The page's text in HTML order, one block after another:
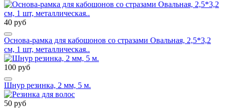
40 руб
Основа-рамка для кабошонов со стразами Овальная, 2,5*3,2
см, 1 шт, металлическая..
100 руб
Шнур резинка, 2 мм, 5 м.
50 руб